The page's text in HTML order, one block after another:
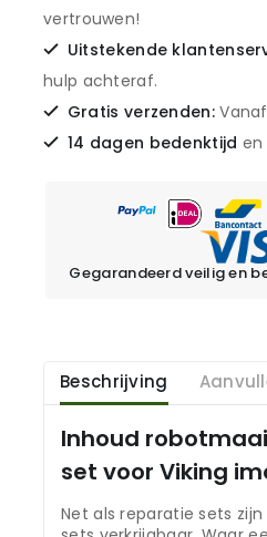
vertrouwen!
Uitstekende
hulp achteraf.
Gratis verzenden:
14 dagen bedenktijd en
Gegarandeerd veilig en
Beschrijving
Inhoud
set voor Viking
Net als reparatie sets